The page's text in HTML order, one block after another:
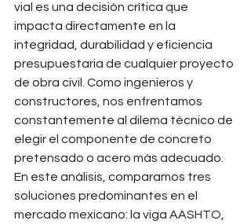
vial es una decisión crítica que
impacta directamente en la
integridad, durabilidad y eficiencia
presupuestaria de cualquier proyecto
de obra civil. Como ingenieros y
constructores, nos enfrentamos
constantemente al dilema técnico de
elegir el componente de concreto
pretensado o acero más adecuado.
En este análisis, comparamos tres
soluciones predominantes en el
mercado mexicano: la viga AASHTO,